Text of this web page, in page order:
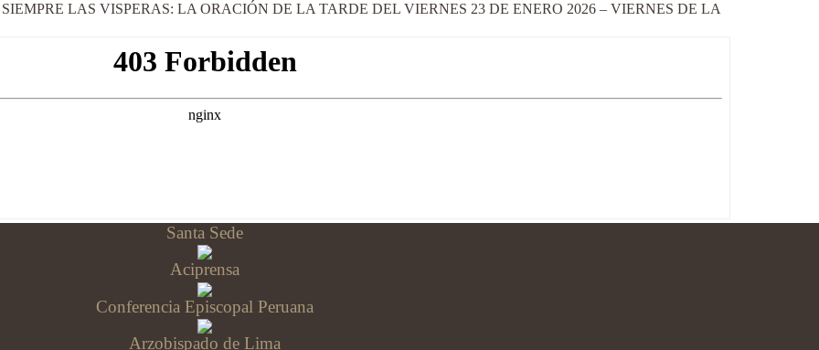
LAS VISPERAS: LA ORACIÓN DE LA TARDE DEL VIERNES 23 DE ENERO 2026 – VIERNES DE LA
Santa Sede
Aciprensa
Conferencia Episcopal Peruana
Arzobispado de Lima